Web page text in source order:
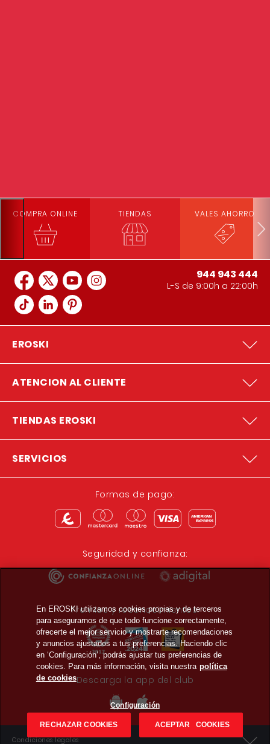
COMPRA ONLINE TIENDAS VALES AHORRO
944 943 444
L-S de 9:00h a 22:00h
EROSKI
ATENCION AL CLIENTE
TIENDAS EROSKI
SERVICIOS
Formas de pago:
Seguridad y confianza:
Premios y reconocimientos:
Descarga la app del club
Condiciones legales
En EROSKI utilizamos cookies propias y de terceros
para asegurarnos de que todo funcione correctamente,
ofrecerte el mejor servicio y mostrarte recomendaciones
y anuncios ajustados a tus preferencias. Haciendo clic
en ‘Configuración’, podrás ajustar tus preferencias de
cookies. Para más información, visita nuestra política
de cookies
Configuración
RECHAZAR COOKIES ACEPTAR COOKIES